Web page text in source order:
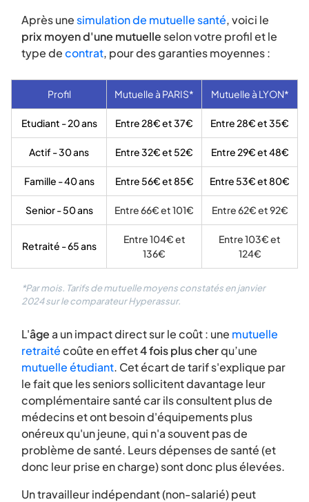
Après unesimulation de mutuelle santé, voici le
prix moyen d'une mutuelle selon votre profil et le
type decontrat, pour des garanties moyennes :
Profil Mutuelle à PARIS* Mutuelle à LYON*
Etudiant - 20 ans Entre 28€ et 37€ Entre 28€ et 35€
Actif - 30 ans Entre 32€ et 52€ Entre 29€ et 48€
Famille - 40 ans Entre 56€ et 85€ Entre 53€ et 80€
Senior - 50 ans Entre 66€ et 101€ Entre 62€ et 92€
Retraité - 65 ans
Entre 104€ et
136€
Entre 103€ et
124€
*Par mois. Tarifs de mutuelle moyens constatés en janvier
2024 sur le comparateur Hyperassur.
L'âgea un impact direct sur le coût : une mutuelle
retraitécoûte en effet4 fois plus cherqu’une
mutuelle étudiant. Cet écart de tarif s'explique par
le fait que les seniors sollicitent davantage leur
complémentaire santé car ils consultent plus de
médecins et ont besoin d'équipements plus
onéreux qu'un jeune, qui n'a souvent pas de
problème de santé. Leurs dépenses de santé (et
donc leur prise en charge) sont donc plus élevées.
Un travailleur indépendant (non-salarié) peut